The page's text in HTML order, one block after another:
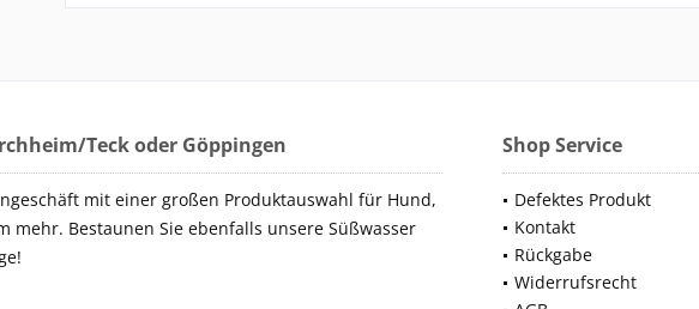
Teck oder Göppingen
mit einer großen Produktauswahl für Hund,
mehr. Bestaunen Sie ebenfalls unsere Süßwasser
Shop Service
Defektes Produkt
Kontakt
Rückgabe
Widerrufsrecht